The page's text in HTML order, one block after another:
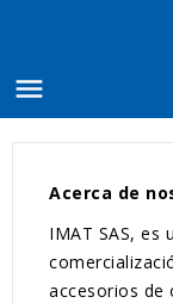

Acerca de
IMAT SAS, es
accesorios de